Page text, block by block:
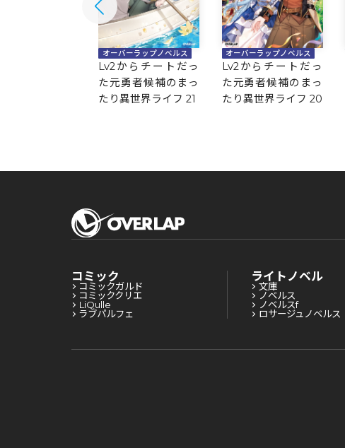
オーバーラップノベルス
Lv2からチートだっ
た元勇者候補のまっ
たり異世界ライフ 21
オーバーラップノベルス
Lv2からチートだっ
た元勇者候補のまっ
たり異世界ライフ 20
コミック
コミックガルド
コミッククリエ
LiQulle
ラブパルフェ
ライトノベル
文庫
ノベルス
ノベルスf
ロサージュノベルス